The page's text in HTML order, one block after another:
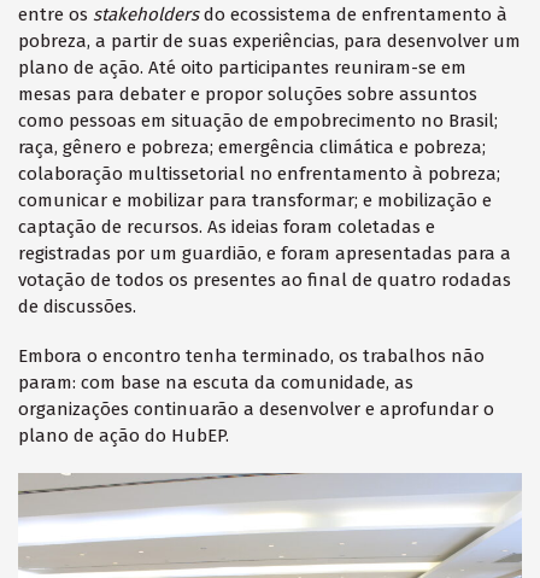
entre os stakeholdersdo ecossistema de enfrentamento à
pobreza, a partir de suas experiências, para desenvolver um
plano de ação. Até oito participantes reuniram-se em
mesas para debater e propor soluções sobre assuntos
como pessoas em situação de empobrecimento no Brasil;
raça, gênero e pobreza; emergência climática e pobreza;
colaboração multissetorial no enfrentamento à pobreza;
comunicar e mobilizar para transformar; e mobilização e
captação de recursos. As ideias foram coletadas e
registradas por um guardião, e foram apresentadas para a
votação de todos os presentes ao final de quatro rodadas
de discussões.
Embora o encontro tenha terminado, os trabalhos não
param: com base na escuta da comunidade, as
organizações continuarão a desenvolver e aprofundar o
plano de ação do HubEP.